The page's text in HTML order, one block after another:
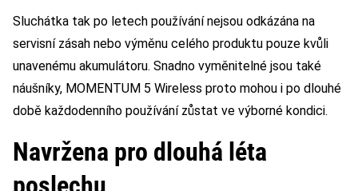
Sluchátka tak po letech používání nejsou odkázána na
servisní zásah nebo výměnu celého produktu pouze kvůli
unavenému akumulátoru. Snadno vyměnitelné jsou také
náušníky, MOMENTUM 5 Wireless proto mohou i po dlouhé
době každodenního používání zůstat ve výborné kondici.
Navržena pro dlouhá léta